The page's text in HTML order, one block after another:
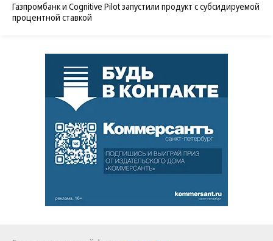
Газпромбанк и Cognitive Pilot запустили продукт с субсидируемой
процентной ставкой